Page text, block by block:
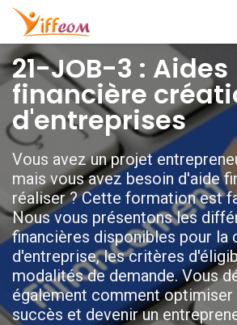
21-JOB-3 : Aides
financière
d'entreprises
Vous avez un projet
mais vous avez besoin d'aide
réaliser ? Cette formation est
Nous vous présentons les
financières disponibles pour la
d'entreprise, les critères
modalités de demande. Vous
également comment optimiser
succès et devenir un